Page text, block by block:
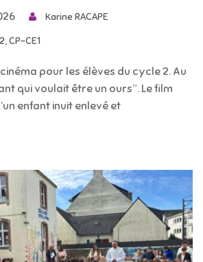
Karine RACAPE
,CP-CE1
pour les élèves du cycle 2. Au
qui voulait être un ours”. Le film
enfant inuit enlevé et